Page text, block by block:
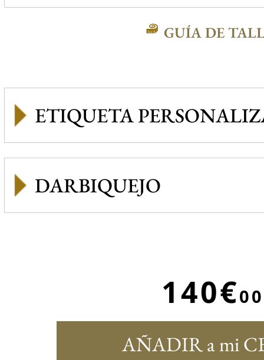
GUÍA DE
ETIQUETA
DARBIQUEJO
140€00
AÑADIR a mi